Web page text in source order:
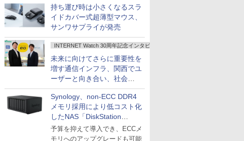
持ち運び時は小さくなるスラ
イドカバー式超薄型マウス、
サンワサプライが発売
INTERNET Watch 30周年記念インタビュー
未来に向けてさらに重要性を
増す通信インフラ、関西でユ
ーザーと向き合い、社会
の“あたらしい”を起動し続け
る～オプテージ
Synology、non-ECC DDR4
メモリ採用により低コスト化
したNAS「DiskStation
neo+」シリーズ
予算を抑えて導入でき、ECCメ
モリへのアップグレードも可能